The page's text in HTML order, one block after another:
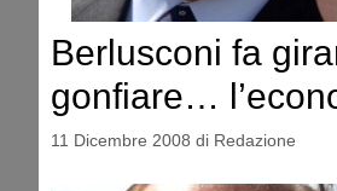
Berlusconi fa
gonfiare…
11 Dicembre 2008 di Redazione